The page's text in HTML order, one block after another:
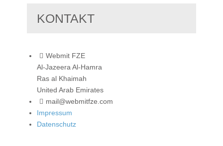
KONTAKT
Webmit FZE
Al-Jazeera Al-Hamra
Ras al Khaimah
United Arab Emirates
mail@webmitfze.com
Impressum
Datenschutz